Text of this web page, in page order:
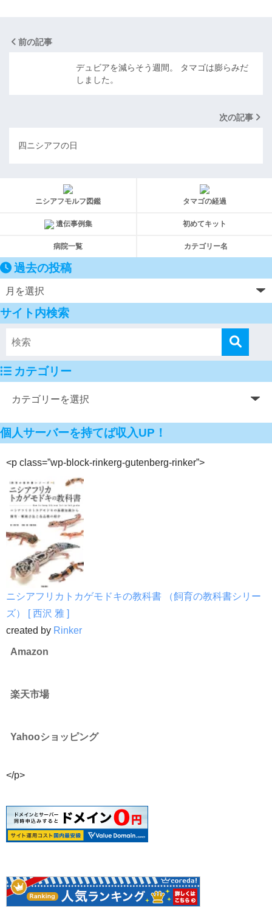
前の記事
デュビアを減らそう週間。 タマゴは膨らみだ
しました。
次の記事
四ニシアフの日
ニシアフモルフ図鑑 タマゴの経過
遺伝事例集 初めてキット
病院一覧 カテゴリー名
過去の投稿
サイト内検索
カテゴリー
個人サーバーを持てば収入UP！
<p class=”wp-block-rinkerg-gutenberg-rinker”>
ニシアフリカトカゲモドキの教科書 （飼育の教科書シリー
ズ） [ 西沢 雅 ]
created by Rinker
Amazon
楽天市場
Yahooショッピング
</p>